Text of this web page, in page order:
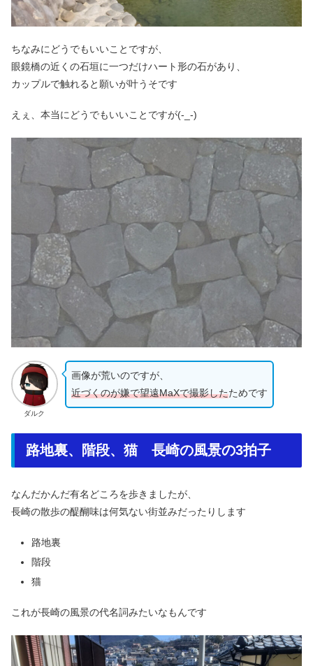
ちなみにどうでもいいことですが、
眼鏡橋の近くの石垣に一つだけハート形の石があり、
カップルで触れると願いが叶うそです
えぇ、本当にどうでもいいことですが(-_-)
ダルク
画像が荒いのですが、
近づくのが嫌で望遠MaXで撮影したためです
路地裏、階段、猫 長崎の風景の3拍子
なんだかんだ有名どころを歩きましたが、
長崎の散歩の醍醐味は何気ない街並みだったりします
路地裏
階段
猫
これが長崎の風景の代名詞みたいなもんです